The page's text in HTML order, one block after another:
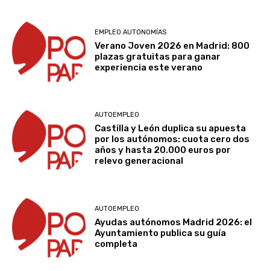
EMPLEO AUTONOMÍAS
Verano Joven 2026 en Madrid: 800
plazas gratuitas para ganar
experiencia este verano
AUTOEMPLEO
Castilla y León duplica su apuesta
por los autónomos: cuota cero dos
años y hasta 20.000 euros por
relevo generacional
AUTOEMPLEO
Ayudas autónomos Madrid 2026: el
Ayuntamiento publica su guía
completa